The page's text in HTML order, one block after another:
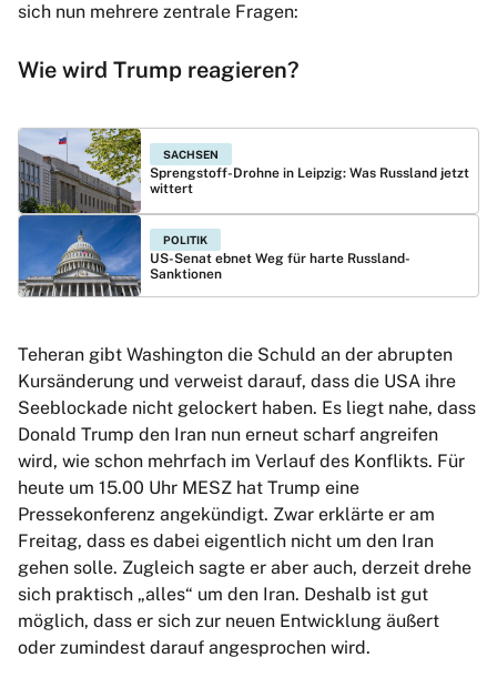
sich nun mehrere zentrale Fragen:
Wie wird Trump reagieren?
SACHSEN
Sprengstoff-Drohne in Leipzig: Was Russland jetzt
wittert
POLITIK
US-Senat ebnet Weg für harte Russland-
Sanktionen
Teheran gibt Washington die Schuld an der abrupten
Kursänderung und verweist darauf, dass die USA ihre
Seeblockade nicht gelockert haben. Es liegt nahe, dass
Donald Trump den Iran nun erneut scharf angreifen
wird, wie schon mehrfach im Verlauf des Konflikts. Für
heute um 15.00 Uhr MESZ hat Trump eine
Pressekonferenz angekündigt. Zwar erklärte er am
Freitag, dass es dabei eigentlich nicht um den Iran
gehen solle. Zugleich sagte er aber auch, derzeit drehe
sich praktisch „alles“ um den Iran. Deshalb ist gut
möglich, dass er sich zur neuen Entwicklung äußert
oder zumindest darauf angesprochen wird.